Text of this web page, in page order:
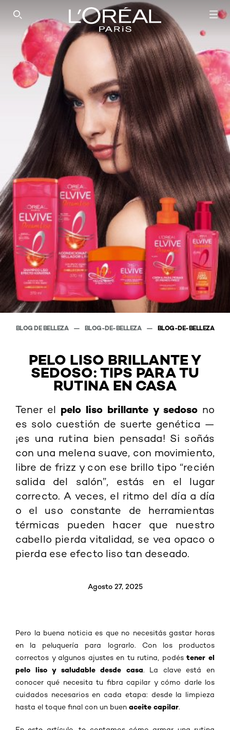
SEARCH THIS SITE
BLOG DE BELLEZA BLOG-DE-BELLEZA BLOG-DE-BELLEZA
PELO LISO BRILLANTE Y
SEDOSO: TIPS PARA TU
RUTINA EN CASA
Tener el pelo liso brillante y sedoso no
es solo cuestión de suerte genética —
¡es una rutina bien pensada! Si soñás
con una melena suave, con movimiento,
libre de frizz y con ese brillo tipo “recién
salida del salón”, estás en el lugar
correcto. A veces, el ritmo del día a día
o el uso constante de herramientas
térmicas pueden hacer que nuestro
cabello pierda vitalidad, se vea opaco o
pierda ese efecto liso tan deseado.
Agosto 27, 2025
Pero la buena noticia es que no necesitás gastar horas
en la peluquería para lograrlo. Con los productos
correctos y algunos ajustes en tu rutina, podéstener el
pelo liso y saludable desde casa. La clave está en
conocer qué necesita tu fibra capilar y cómo darle los
cuidados necesarios en cada etapa: desde la limpieza
hasta el toque final con un buen aceite capilar.